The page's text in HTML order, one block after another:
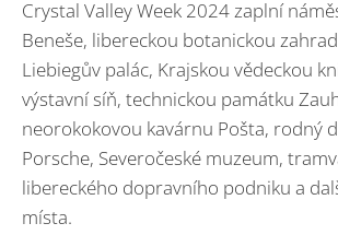
Crystal Valley Week 2024 zaplní
Beneše, libereckou botanickou
Liebiegův palác, Krajskou vědeckou
výstavní síň, technickou památku
neorokokovou kavárnu Pošta, rodný
Porsche, Severočeské muzeum,
libereckého dopravního podniku a
místa.